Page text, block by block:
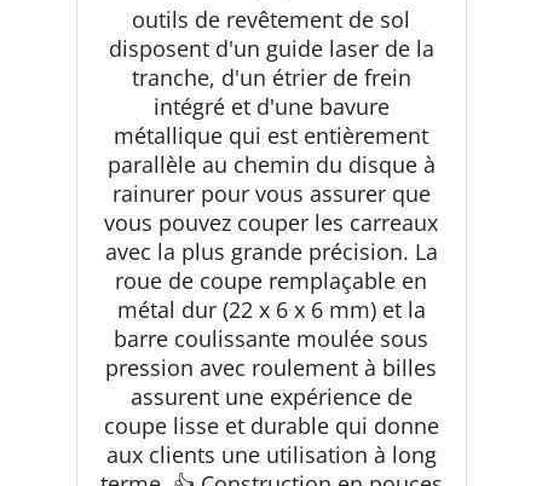
outils de revêtement de sol
disposent d'un guide laser de la
tranche, d'un étrier de frein
intégré et d'une bavure
métallique qui est entièrement
parallèle au chemin du disque à
rainurer pour vous assurer que
vous pouvez couper les carreaux
avec la plus grande précision. La
roue de coupe remplaçable en
métal dur (22 x 6 x 6 mm) et la
barre coulissante moulée sous
pression avec roulement à billes
assurent une expérience de
coupe lisse et durable qui donne
aux clients une utilisation à long